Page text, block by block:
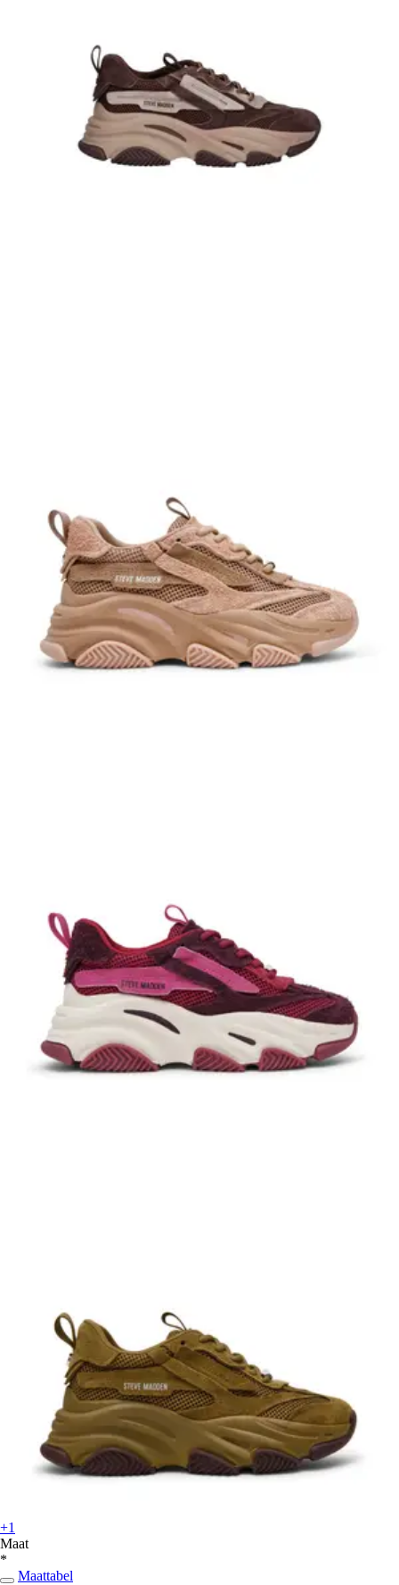
+1
Maat
*
Maattabel